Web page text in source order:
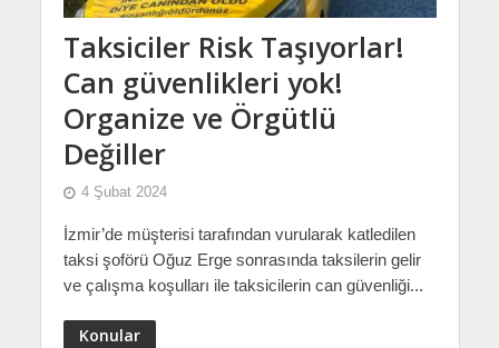
Taksiciler Risk Taşıyorlar!
Can güvenlikleri yok!
Organize ve Örgütlü
Değiller
4 Şubat 2024
İzmir’de müşterisi tarafından vurularak katledilen
taksi şoförü Oğuz Erge sonrasında taksilerin gelir
ve çalışma koşulları ile taksicilerin can güvenliği...
Konular